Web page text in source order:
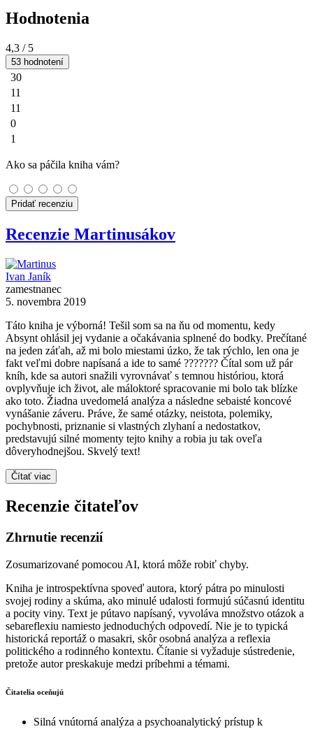
Hodnotenia
4,3 / 5
53 hodnotení
30
11
11
0
1
Ako sa páčila kniha vám?
Pridať recenziu
Recenzie Martinusákov
Ivan Janík
zamestnanec
5. novembra 2019
Táto kniha je výborná! Tešil som sa na ňu od momentu, kedy
Absynt ohlásil jej vydanie a očakávania splnené do bodky. Prečítané
na jeden záťah, až mi bolo miestami úzko, že tak rýchlo, len ona je
fakt veľmi dobre napísaná a ide to samé ??????? Čítal som už pár
kníh, kde sa autori snažili vyrovnávať s temnou históriou, ktorá
ovplyvňuje ich život, ale máloktoré spracovanie mi bolo tak blízke
ako toto. Žiadna uvedomelá analýza a následne sebaisté koncové
vynášanie záveru. Práve, že samé otázky, neistota, polemiky,
pochybnosti, priznanie si vlastných zlyhaní a nedostatkov,
predstavujú silné momenty tejto knihy a robia ju tak oveľa
dôveryhodnejšou. Skvelý text!
Čítať viac
Recenzie čitateľov
Zhrnutie recenzií
Zosumarizované pomocou AI, ktorá môže robiť chyby.
Kniha je introspektívna spoveď autora, ktorý pátra po minulosti
svojej rodiny a skúma, ako minulé udalosti formujú súčasnú identitu
a pocity viny. Text je pútavo napísaný, vyvoláva množstvo otázok a
sebareflexiu namiesto jednoduchých odpovedí. Nie je to typická
historická reportáž o masakri, skôr osobná analýza a reflexia
politického a rodinného kontextu. Čítanie si vyžaduje sústredenie,
pretože autor preskakuje medzi príbehmi a témami.
Čitatelia oceňujú
Silná vnútorná analýza a psychoanalytický prístup k